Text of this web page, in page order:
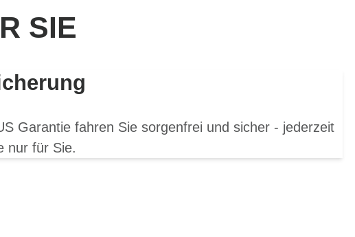
SIE
Garantie fahren Sie sorgenfrei und sicher - jederzeit
nur für Sie.